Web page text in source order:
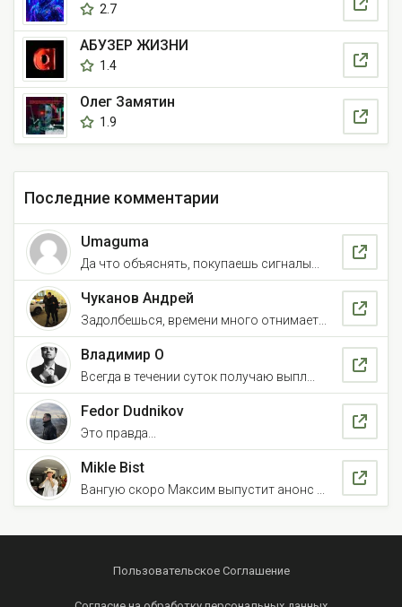
2.7
АБУЗЕР ЖИЗНИ
1.4
Олег Замятин
1.9
Последние комментарии
Umaguma
Да что объяснять, покупаешь сигналы...
Чуканов Андрей
Задолбешься, времени много отнимает...
Владимир О
Всегда в течении суток получаю выпл...
Fedor Dudnikov
Это правда...
Mikle Bist
Вангую скоро Максим выпустит анонс ...
Пользовательское Соглашение